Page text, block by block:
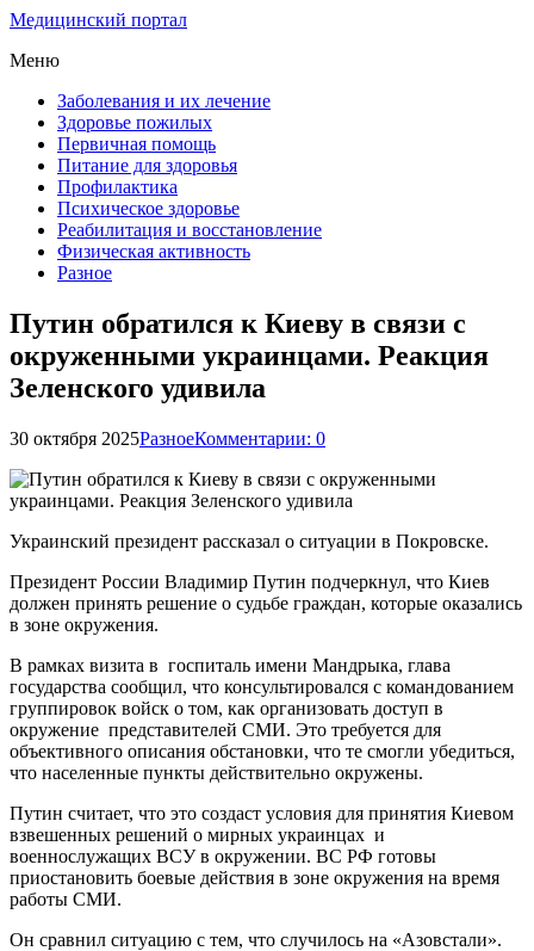
Медицинский портал
Меню
Заболевания и их лечение
Здоровье пожилых
Первичная помощь
Питание для здоровья
Профилактика
Психическое здоровье
Реабилитация и восстановление
Физическая активность
Разное
Путин обратился к Киеву в связи с
окруженными украинцами. Реакция
Зеленского удивила
30 октября 2025РазноеКомментарии: 0
Украинский президент рассказал о ситуации в Покровске.
Президент России Владимир Путин подчеркнул, что Киев
должен принять решение о судьбе граждан, которые оказались
в зоне окружения.
В рамках визита в госпиталь имени Мандрыка, глава
государства сообщил, что консультировался с командованием
группировок войск о том, как организовать доступ в
окружение представителей СМИ. Это требуется для
объективного описания обстановки, что те смогли убедиться,
что населенные пункты действительно окружены.
Путин считает, что это создаст условия для принятия Киевом
взвешенных решений о мирных украинцах и
военнослужащих ВСУ в окружении. ВС РФ готовы
приостановить боевые действия в зоне окружения на время
работы СМИ.
Он сравнил ситуацию с тем, что случилось на «Азовстали».